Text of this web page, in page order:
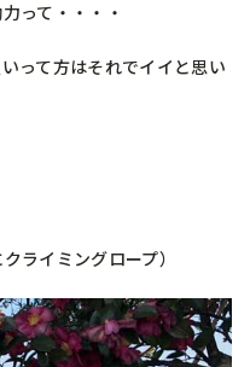
って・・・・
って方はそれでイイと思い
ライミングロープ）